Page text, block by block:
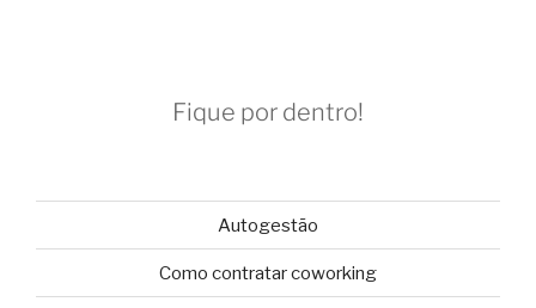
Fique por dentro!
Autogestão
Como contratar coworking